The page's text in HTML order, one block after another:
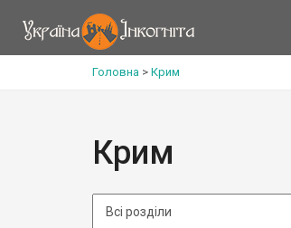
Головна > Крим
Крим